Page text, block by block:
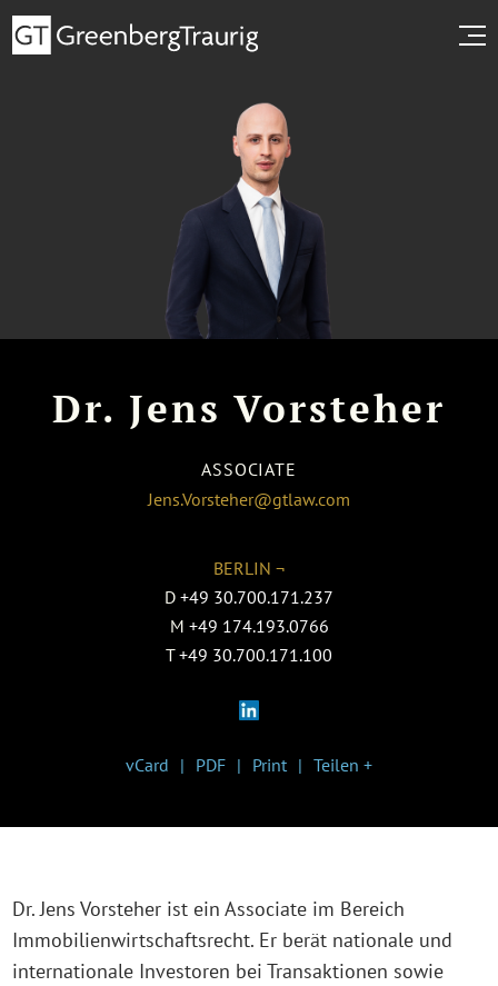
Dr. Jens Vorsteher
ASSOCIATE
Jens.Vorsteher@gtlaw.com
BERLIN ¬
D +49 30.700.171.237
M +49 174.193.0766
T +49 30.700.171.100
vCard PDF Print Teilen +
Dr. Jens Vorsteher ist ein Associate im Bereich
Immobilienwirtschaftsrecht. Er berät nationale und
internationale Investoren bei Transaktionen sowie